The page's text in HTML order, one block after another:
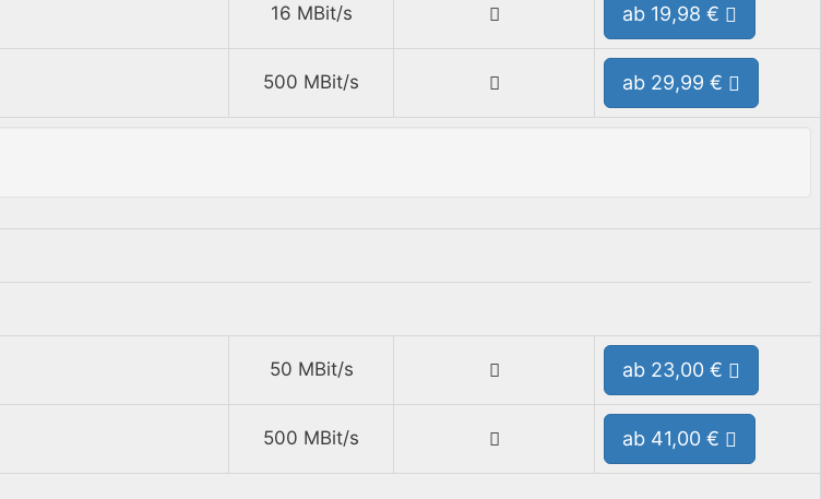
16 MBit/s ab 19,98 €
500 MBit/s ab 29,99 €
50 MBit/s ab 23,00 €
500 MBit/s ab 41,00 €